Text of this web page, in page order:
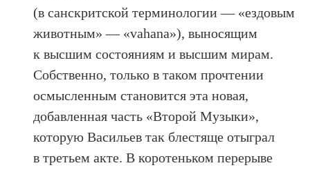
(в санскритской терминологии — «ездовым
животным» — «vahana»), выносящим
к высшим состояниям и высшим мирам.
Собственно, только в таком прочтении
осмысленным становится эта новая,
добавленная часть «Второй Музыки»,
которую Васильев так блестяще отыграл
в третьем акте. В коротеньком перерыве